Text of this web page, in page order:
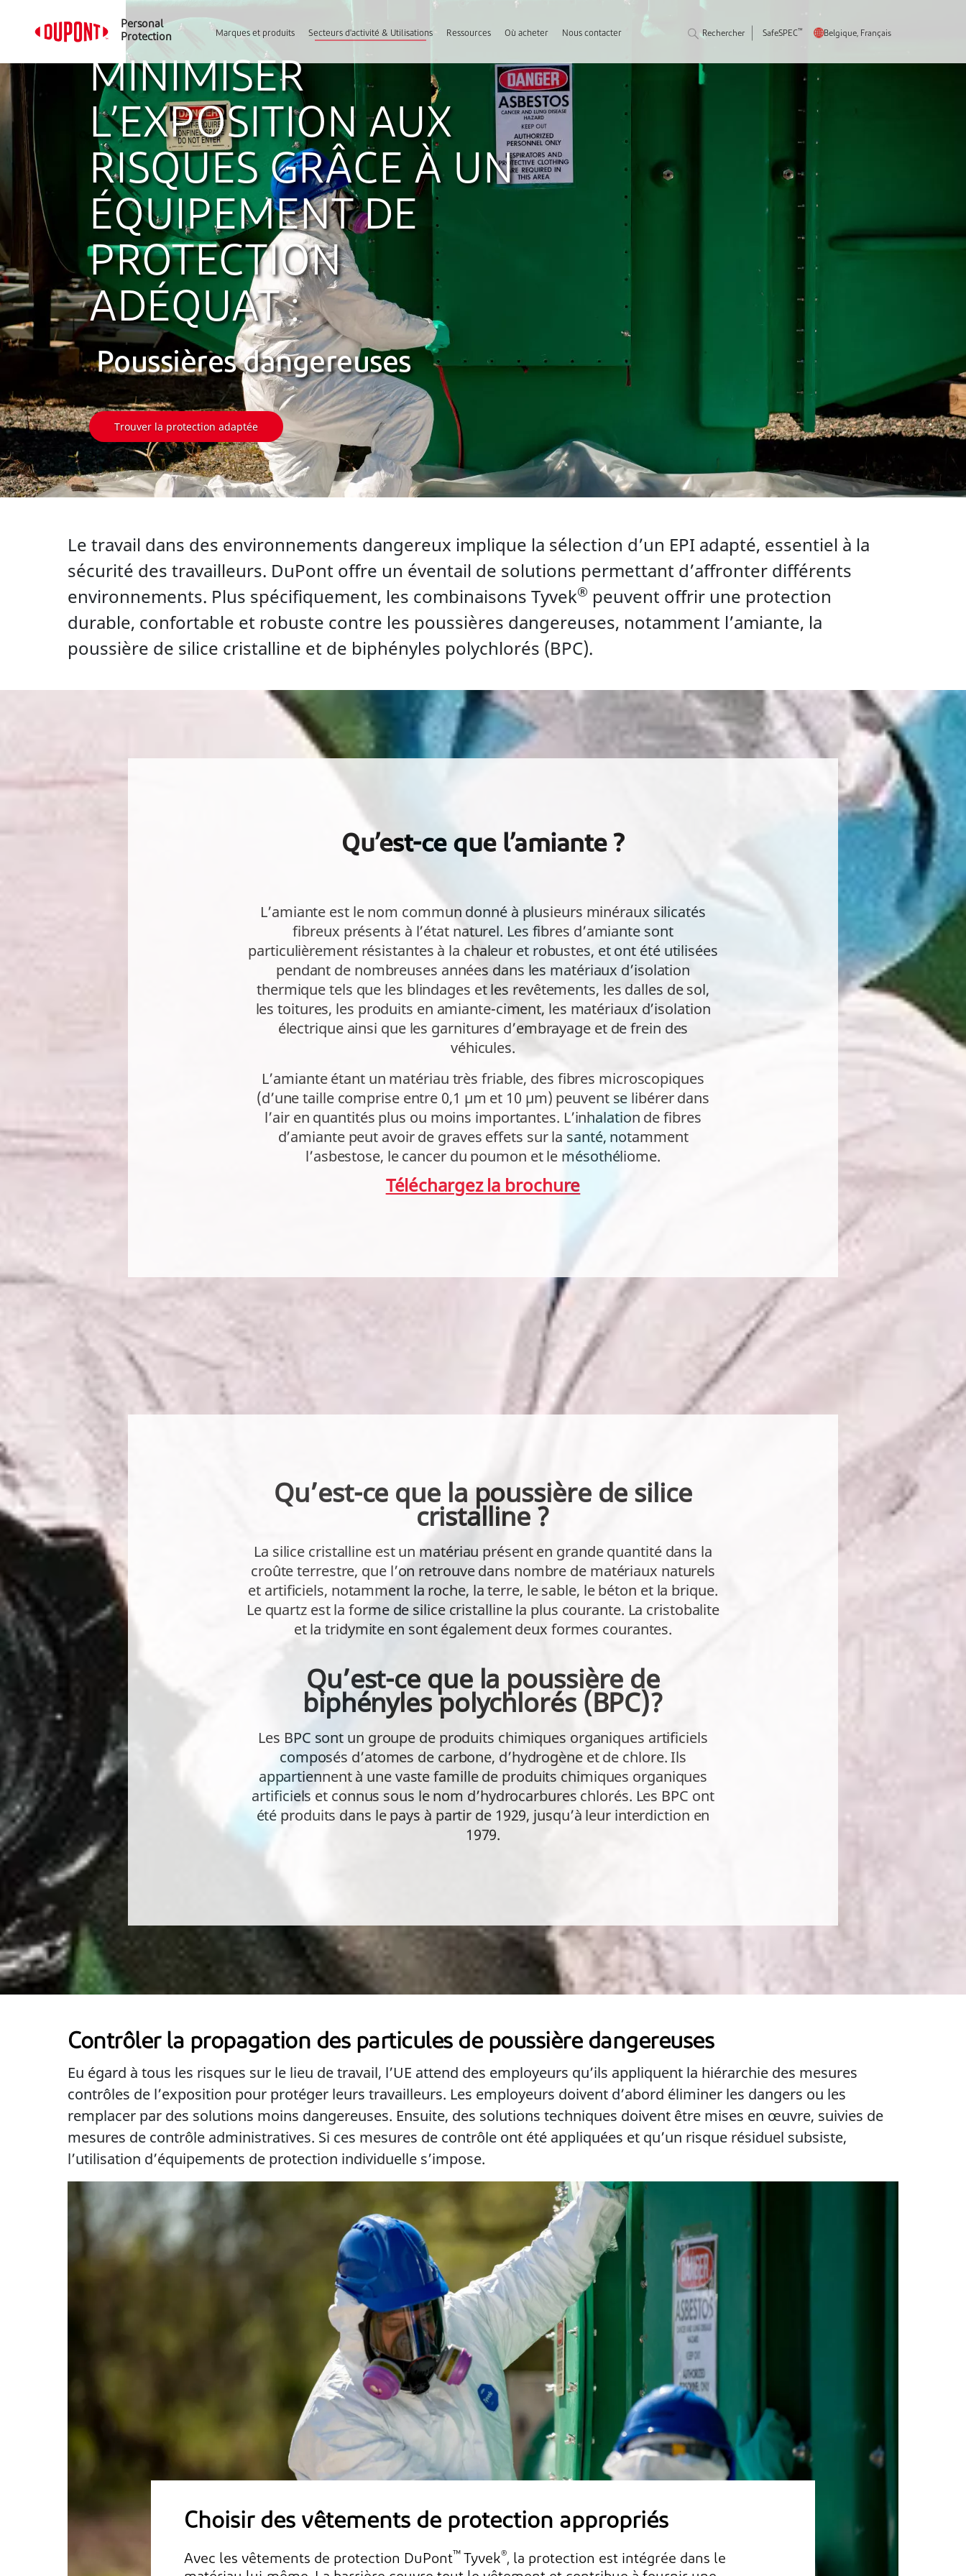
Personal
Protection
Marques et produits Secteurs d'activité & Utilisations Ressources Où acheter Nous contacter Rechercher SafeSPEC™ Belgique, Français
MINIMISER
L’EXPOSITION AUX
RISQUES GRÂCE À UN
ÉQUIPEMENT DE
PROTECTION
ADÉQUAT :
Poussières dangereuses
Trouver la protection adaptée
Le travail dans des environnements dangereux implique la sélection d’un EPI adapté, essentiel à la
sécurité des travailleurs. DuPont offre un éventail de solutions permettant d’affronter différents
environnements. Plus spécifiquement, les combinaisons Tyvek® peuvent offrir une protection
durable, confortable et robuste contre les poussières dangereuses, notamment l’amiante, la
poussière de silice cristalline et de biphényles polychlorés (BPC).
Qu’est-ce que l’amiante ?
L’amiante est le nom commun donné à plusieurs minéraux silicatés
fibreux présents à l’état naturel. Les fibres d’amiante sont
particulièrement résistantes à la chaleur et robustes, et ont été utilisées
pendant de nombreuses années dans les matériaux d’isolation
thermique tels que les blindages et les revêtements, les dalles de sol,
les toitures, les produits en amiante-ciment, les matériaux d’isolation
électrique ainsi que les garnitures d’embrayage et de frein des
véhicules.
L’amiante étant un matériau très friable, des fibres microscopiques
(d’une taille comprise entre 0,1 µm et 10 µm) peuvent se libérer dans
l’air en quantités plus ou moins importantes. L’inhalation de fibres
d’amiante peut avoir de graves effets sur la santé, notamment
l’asbestose, le cancer du poumon et le mésothéliome.
Téléchargez la brochure
Qu’est-ce que la poussière de silice
cristalline ?
La silice cristalline est un matériau présent en grande quantité dans la
croûte terrestre, que l’on retrouve dans nombre de matériaux naturels
et artificiels, notamment la roche, la terre, le sable, le béton et la brique.
Le quartz est la forme de silice cristalline la plus courante. La cristobalite
et la tridymite en sont également deux formes courantes.
Qu’est-ce que la poussière de
biphényles polychlorés (BPC)?
Les BPC sont un groupe de produits chimiques organiques artificiels
composés d’atomes de carbone, d’hydrogène et de chlore. Ils
appartiennent à une vaste famille de produits chimiques organiques
artificiels et connus sous le nom d’hydrocarbures chlorés. Les BPC ont
été produits dans le pays à partir de 1929, jusqu’à leur interdiction en
1979.
Contrôler la propagation des particules de poussière dangereuses
Eu égard à tous les risques sur le lieu de travail, l’UE attend des employeurs qu’ils appliquent la hiérarchie des mesures
contrôles de l’exposition pour protéger leurs travailleurs. Les employeurs doivent d’abord éliminer les dangers ou les
remplacer par des solutions moins dangereuses. Ensuite, des solutions techniques doivent être mises en œuvre, suivies de
mesures de contrôle administratives. Si ces mesures de contrôle ont été appliquées et qu’un risque résiduel subsiste,
l’utilisation d’équipements de protection individuelle s’impose.
Choisir des vêtements de protection appropriés
Avec les vêtements de protection DuPont™ Tyvek®, la protection est intégrée dans le